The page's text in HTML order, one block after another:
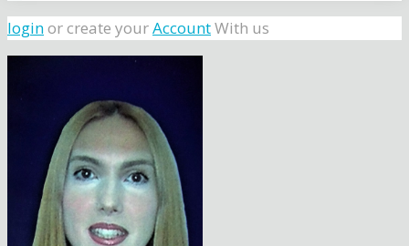
loginor create yourAccountWith us